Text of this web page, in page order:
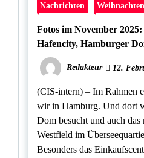
Nachrichten Weihnachten
Fotos im November
Hafencity, Hamburger
Redakteur 12.
(CIS-intern) – Im Rahmen
wir in Hamburg. Und dort
Dom besucht und auch
Westfield im
Besonders das